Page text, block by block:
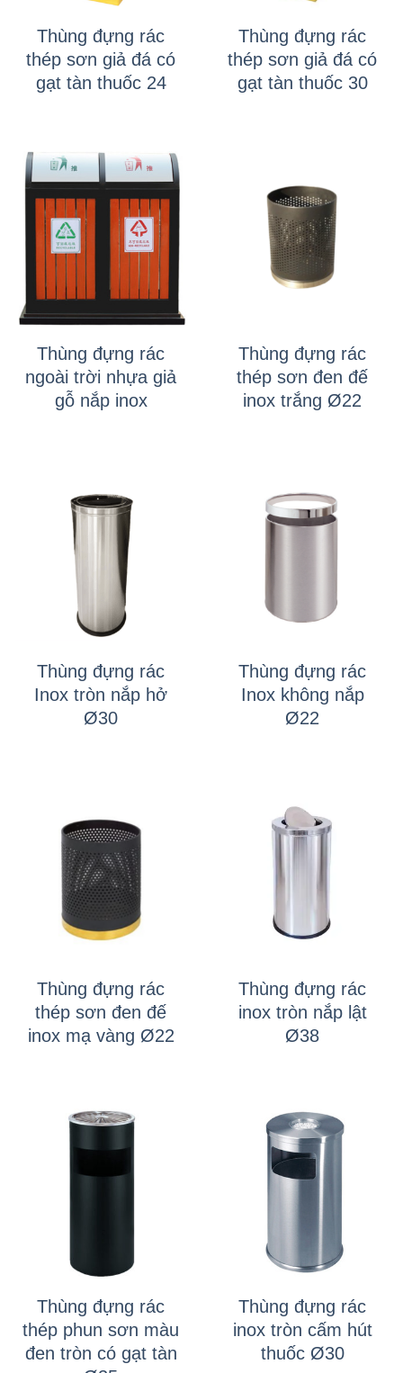
Thùng đựng rác
thép sơn giả đá có
gạt tàn thuốc 24
Thùng đựng rác
thép sơn giả đá có
gạt tàn thuốc 30
Thùng đựng rác
ngoài trời nhựa giả
gỗ nắp inox
Thùng đựng rác
thép sơn đen đế
inox trắng Ø22
Thùng đựng rác
Inox tròn nắp hở
Ø30
Thùng đựng rác
Inox không nắp
Ø22
Thùng đựng rác
thép sơn đen đế
inox mạ vàng Ø22
Thùng đựng rác
inox tròn nắp lật
Ø38
Thùng đựng rác
thép phun sơn màu
đen tròn có gạt tàn
Thùng đựng rác
inox tròn cấm hút
thuốc Ø30